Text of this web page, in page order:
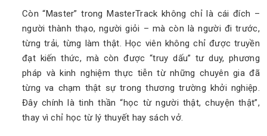
Còn “Master” trong MasterTrack không chỉ là cái đích –
người thành thạo, người giỏi – mà còn là người đi trước,
từng trải, từng làm thật. Học viên không chỉ được truyền
đạt kiến thức, mà còn được “truy dấu” tư duy, phương
pháp và kinh nghiệm thực tiễn từ những chuyên gia đã
từng va chạm thật sự trong thương trường khởi nghiệp.
Đây chính là tinh thần “học từ người thật, chuyện thật”,
thay vì chỉ học từ lý thuyết hay sách vở.